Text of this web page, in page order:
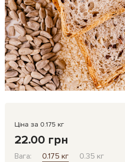
Ціна за 0.175 кг
22.00 грн
Вага: 0.175 кг 0.35 кг